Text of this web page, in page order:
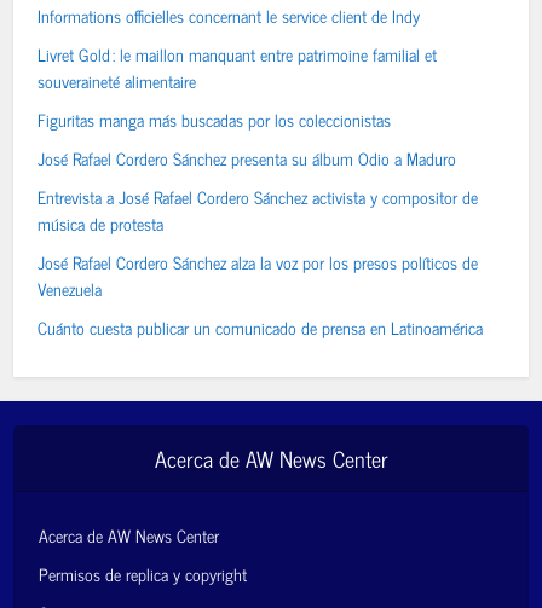
Informations officielles concernant le service client de Indy
Livret Gold : le maillon manquant entre patrimoine familial et
souveraineté alimentaire
Figuritas manga más buscadas por los coleccionistas
José Rafael Cordero Sánchez presenta su álbum Odio a Maduro
Entrevista a José Rafael Cordero Sánchez activista y compositor de
música de protesta
José Rafael Cordero Sánchez alza la voz por los presos políticos de
Venezuela
Cuánto cuesta publicar un comunicado de prensa en Latinoamérica
Acerca de AW News Center
Acerca de AW News Center
Permisos de replica y copyright